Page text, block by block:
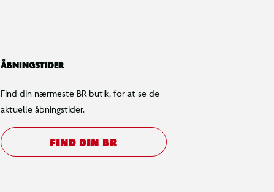
ÅBNINGSTIDER
Find din nærmeste BR butik, for at se de
aktuelle åbningstider.
FIND DIN BR